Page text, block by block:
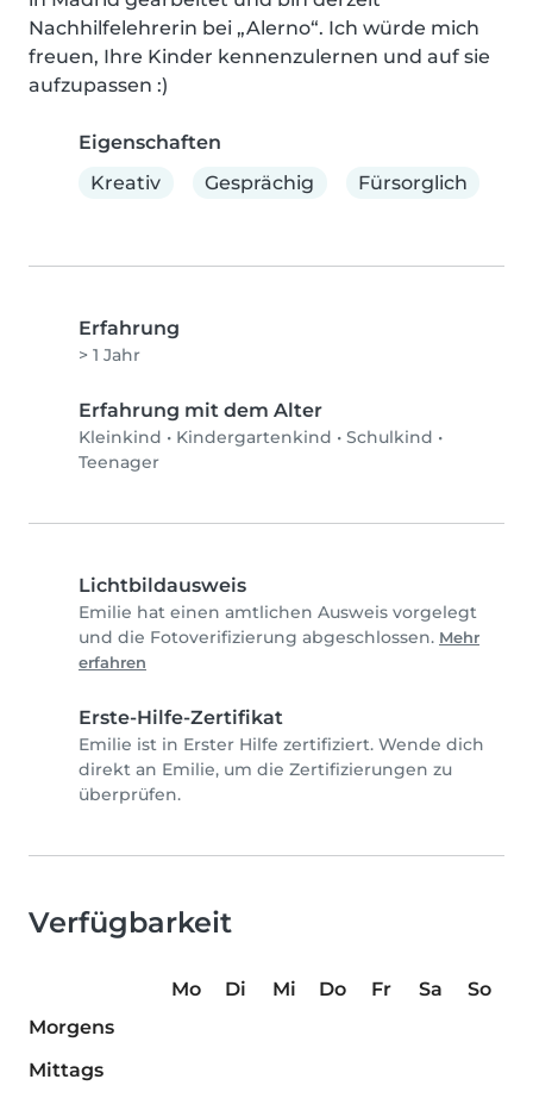
Nachhilfelehrerin bei „Alerno“. Ich würde mich
freuen, Ihre Kinder kennenzulernen und auf sie
aufzupassen :)
Eigenschaften
Kreativ
Gesprächig Fürsorglich
Erfahrung
> 1 Jahr
Erfahrung mit dem Alter
Kleinkind • Kindergartenkind • Schulkind •
Teenager
Lichtbildausweis
Emilie hat einen amtlichen Ausweis vorgelegt
und die Fotoverifizierung abgeschlossen. Mehr
erfahren
Erste-Hilfe-Zertifikat
Emilie ist in Erster Hilfe zertifiziert. Wende dich
direkt an Emilie, um die Zertifizierungen zu
überprüfen.
Verfügbarkeit
Mo Di Mi Do Fr Sa
So
Morgens
Mittags